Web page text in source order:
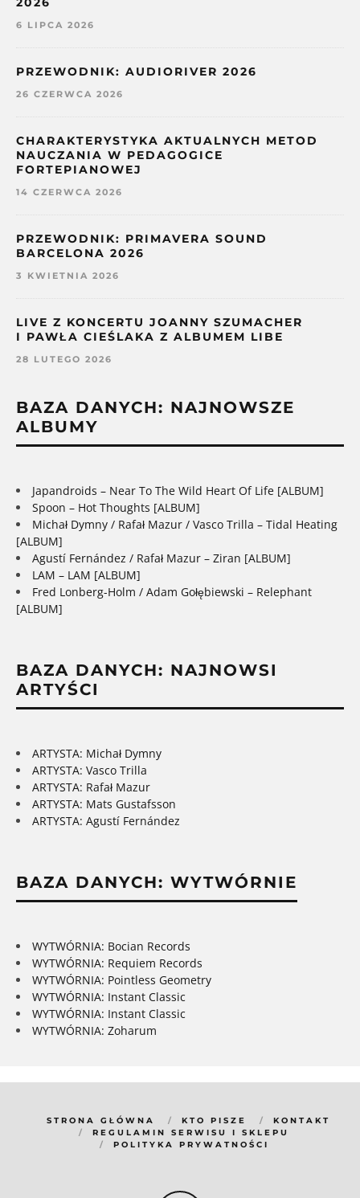
6 LIPCA 2026
PRZEWODNIK: AUDIORIVER 2026
26 CZERWCA 2026
CHARAKTERYSTYKA AKTUALNYCH METOD
NAUCZANIA W PEDAGOGICE
FORTEPIANOWEJ
14 CZERWCA 2026
PRZEWODNIK: PRIMAVERA SOUND
BARCELONA 2026
3 KWIETNIA 2026
LIVE Z KONCERTU JOANNY SZUMACHER
I PAWŁA CIEŚLAKA Z ALBUMEM LIBE
28 LUTEGO 2026
BAZA DANYCH: NAJNOWSZE
ALBUMY
Japandroids – Near To The Wild Heart Of Life [ALBUM]
Spoon – Hot Thoughts [ALBUM]
Michał Dymny / Rafał Mazur / Vasco Trilla – Tidal Heating
[ALBUM]
Agustí Fernández / Rafał Mazur – Ziran [ALBUM]
LAM – LAM [ALBUM]
Fred Lonberg-Holm / Adam Gołębiewski – Relephant
[ALBUM]
BAZA DANYCH: NAJNOWSI
ARTYŚCI
ARTYSTA: Michał Dymny
ARTYSTA: Vasco Trilla
ARTYSTA: Rafał Mazur
ARTYSTA: Mats Gustafsson
ARTYSTA: Agustí Fernández
BAZA DANYCH: WYTWÓRNIE
WYTWÓRNIA: Bocian Records
WYTWÓRNIA: Requiem Records
WYTWÓRNIA: Pointless Geometry
WYTWÓRNIA: Instant Classic
WYTWÓRNIA: Instant Classic
WYTWÓRNIA: Zoharum
STRONA GŁÓWNA KTO PISZE
KONTAKT
REGULAMIN SERWISU I SKLEPU
POLITYKA PRYWATNOŚCI